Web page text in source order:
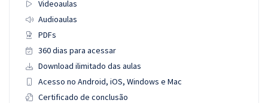
Videoaulas
Audioaulas
PDFs
360 dias para acessar
Download ilimitado das aulas
Acesso no Android, iOS, Windows e Mac
Certificado de conclusão